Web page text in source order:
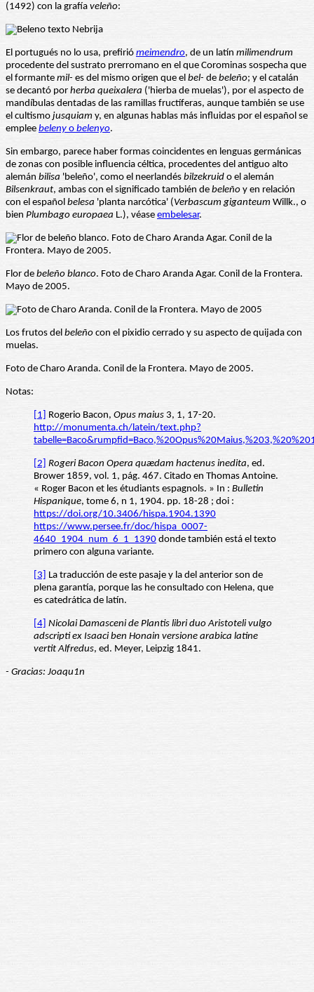
(1492) con la grafía veleño:
El portugués no lo usa, prefirió meimendro, de un latín milimendrum
procedente del sustrato prerromano en el que Corominas sospecha que
el formante mil- es del mismo origen que el bel- de beleño; y el catalán
se decantó por herba queixalera ('hierba de muelas'), por el aspecto de
mandíbulas dentadas de las ramillas fructíferas, aunque también se use
el cultismo jusquiam y, en algunas hablas más influidas por el español se
emplee beleny o belenyo.
Sin embargo, parece haber formas coincidentes en lenguas germánicas
de zonas con posible influencia céltica, procedentes del antiguo alto
alemán bilisa 'beleño', como el neerlandés bilzekruid o el alemán
Bilsenkraut, ambas con el significado también de beleño y en relación
con el español belesa 'planta narcótica' (Verbascum giganteum Willk., o
bien Plumbago europaea L.), véase embelesar.
Flor de beleño blanco. Foto de Charo Aranda Agar. Conil de la Frontera.
Mayo de 2005.
Los frutos del beleño con el pixidio cerrado y su aspecto de quijada con
muelas.
Foto de Charo Aranda. Conil de la Frontera. Mayo de 2005.
Notas:
[1] Rogerio Bacon, Opus maius 3, 1, 17-20.
http://monumenta.ch/latein/text.php?
[2] Rogeri Bacon Opera quædam hactenus inedita, ed.
Brower 1859, vol. 1, pág. 467. Citado en Thomas Antoine.
« Roger Bacon et les étudiants espagnols. » In : Bulletin
Hispanique, tome 6, n 1, 1904. pp. 18-28 ; doi :
https://doi.org/10.3406/hispa.1904.1390
https://www.persee.fr/doc/hispa_0007-
4640_1904_num_6_1_1390 donde también está el texto
primero con alguna variante.
[3]
La traducción de este pasaje y la del anterior son de
plena garantía, porque las he consultado con Helena, que
es catedrática de latín.
[4] Nicolai Damasceni de Plantis libri duo Aristoteli vulgo
adscripti ex Isaaci ben Honain versione arabica latine
vertit Alfredus, ed. Meyer, Leipzig 1841.
- Gracias: Joaqu1n